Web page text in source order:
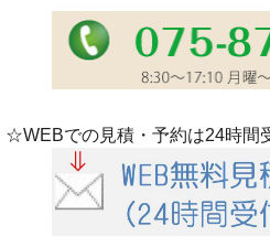
☆WEBでの見積・予約は24時間